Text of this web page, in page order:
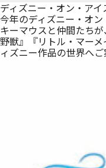
ディズニー・オン・ア
今年のディズニー・オ
キーマウスと仲間たち
野獣』『リトル・マー
ィズニー作品の世界へご